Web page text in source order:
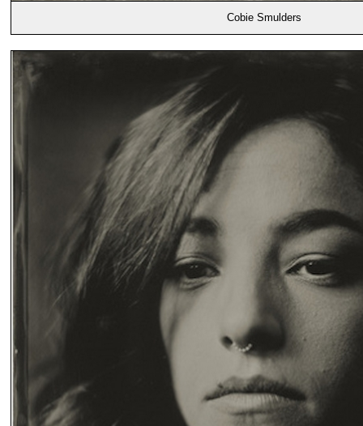
Cobie Smulders